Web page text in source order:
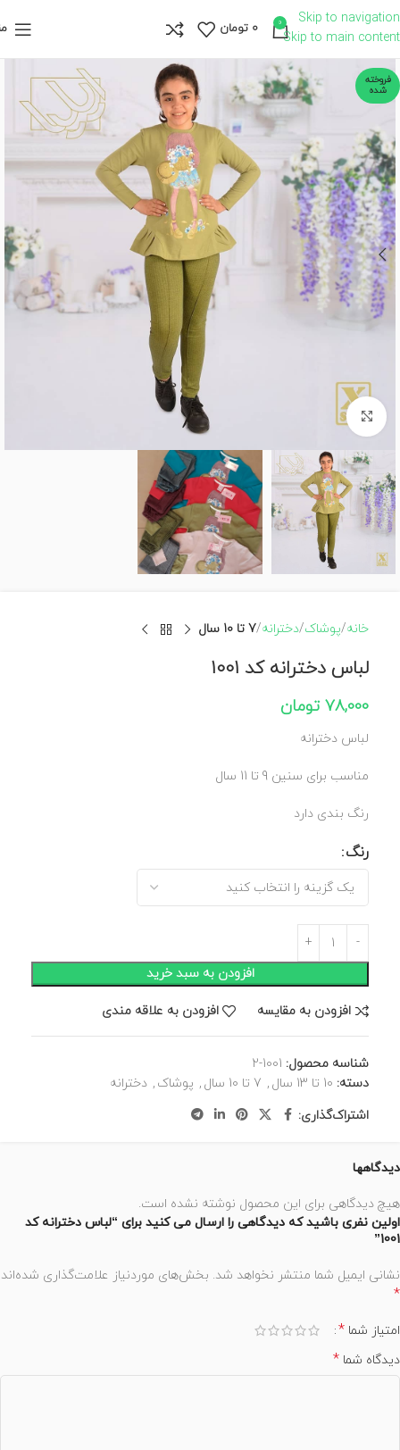
Skip to navigation
Skip to main content
0
0 تومان
فروخته
شده
برای بزرگنمایی کلیک کنید
خانه پوشاک دخترانه 7 تا 10 سال
لباس دخترانه کد 1001
78,000 تومان
لباس دخترانه
مناسب برای سنین 9 تا 11 سال
رنگ بندی دارد
رنگ
افزودن به سبد خرید
افزودن به مقایسه افزودن به علاقه مندی
شناسه محصول: 1001-2
دسته: 10 تا 13 سال , 7 تا 10 سال , پوشاک , دخترانه
اشتراک‌گذاری:
دیدگاهها
هیچ دیدگاهی برای این محصول نوشته نشده است.
اولین نفری باشید که دیدگاهی را ارسال می کنید برای “لباس دخترانه کد
1001”
نشانی ایمیل شما منتشر نخواهد شد. بخش‌های موردنیاز علامت‌گذاری شده‌اند
*
امتیاز شما *
دیدگاه شما *